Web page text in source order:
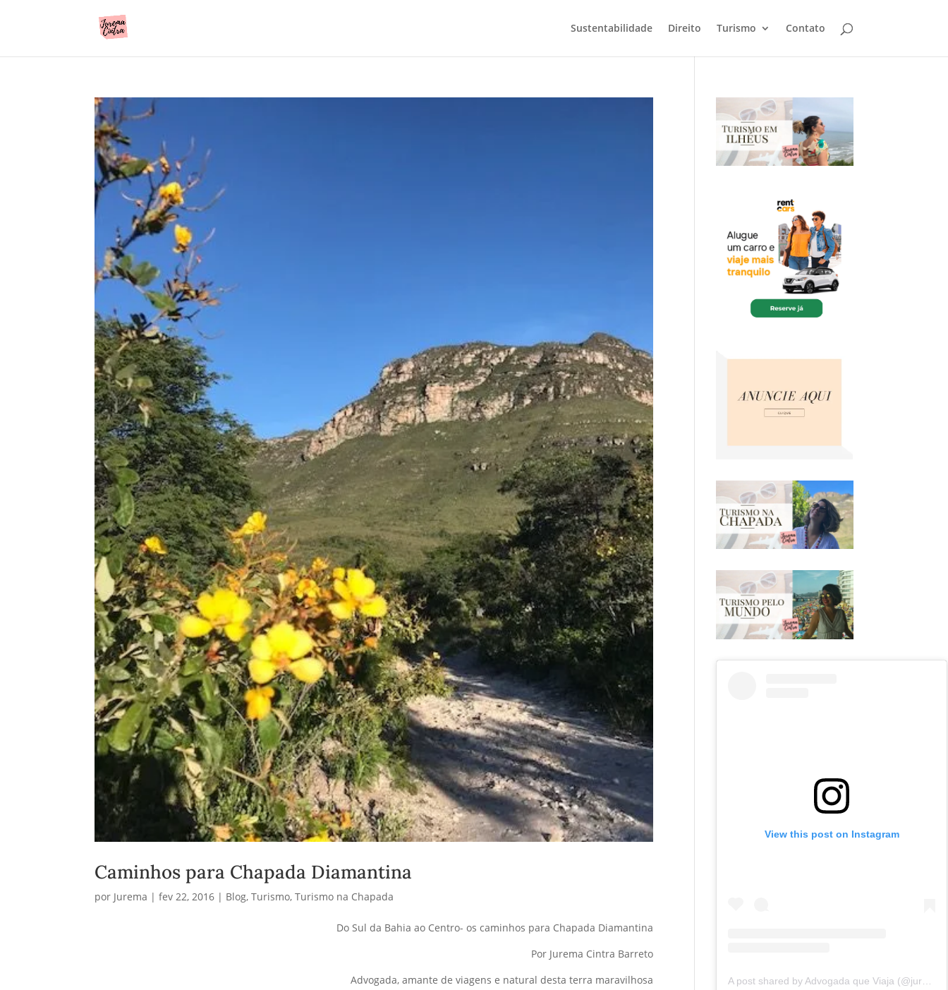
Sustentabilidade Direito Turismo Contato
Caminhos para Chapada Diamantina
por Jurema |fev 22, 2016 | Blog,Turismo,Turismo na Chapada
Do Sul da Bahia ao Centro- os caminhos para Chapada Diamantina
Por Jurema Cintra Barreto
Advogada, amante de viagens e natural desta terra maravilhosa
View this post on Instagram
A post shared by Advogada que Viaja (@juremacintra)